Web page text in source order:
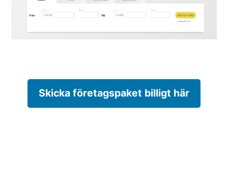
Skicka företagspaket billigt här